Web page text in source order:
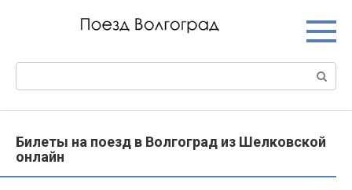
Билеты на поезд в Волгоград из Шелковской
онлайн